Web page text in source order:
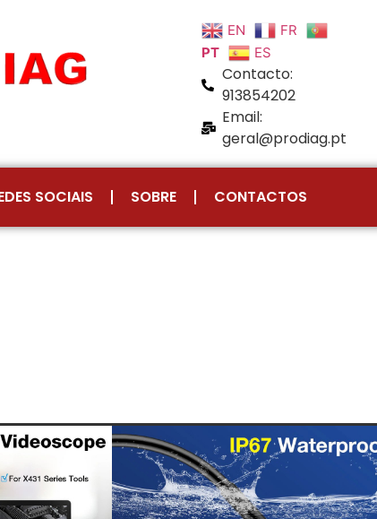
EN
FR
PT
ES
Contacto:
913854202
Email:
geral@prodiag.pt
SOCIAIS SOBRE CONTACTOS